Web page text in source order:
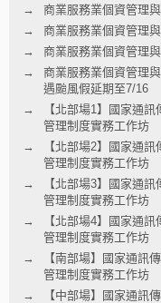
商業服務業個資管理
商業服務業個資管理
商業服務業個資管理
商業服務業個資管理
遇颱風假延期至7/16
【北部場1】國家通
管理制度實務工作坊
【北部場2】國家通
管理制度實務工作坊
【北部場3】國家通
管理制度實務工作坊
【北部場4】國家通
管理制度實務工作坊
【南部場】國家通訊
管理制度實務工作坊
【中部場】國家通訊